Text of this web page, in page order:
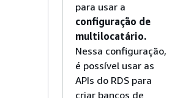
para usar a
configuração de
multilocatário.
Nessa configuração,
é possível usar as
APIs do RDS para
criar bancos de